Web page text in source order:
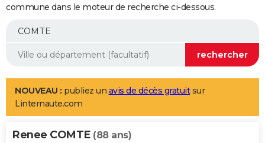
Essais
Réserver un essai
Citadines
Berlines
SUV
Forum auto
+
Mobiles
Meilleur smartphone
Internet
Ordinateurs
Jeux vidéo
Guide high-tech
Aménagement intérieur
LIFESTYLE
Art de vivre
Bien-être
Loisirs
Mode
Modes de vie
Alimentation
Guide de la santé
Maladies
Médicaments
Sommeil
VOYAGE
commune dans le moteur de recherche ci-dessous.
NOUVEAU : publiez un avis de décès gratuitsur
Linternaute.com
Renee COMTE (88 ans)